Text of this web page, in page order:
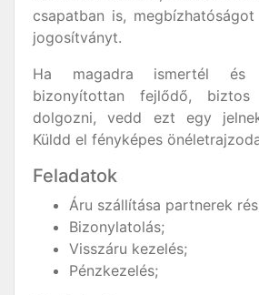
csapatban is,
jogosítványt.
Ha magadra ismertél és
bizonyítottan fejlődő, biztos
dolgozni, vedd ezt egy
Küldd el fényképes
Feladatok
Áru szállítása partnerek
Bizonylatolás;
Visszáru kezelés;
Pénzkezelés;